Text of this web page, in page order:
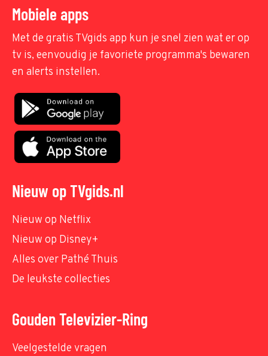
Mobiele apps
Met de gratis TVgids app kun je snel zien wat er op
tv is, eenvoudig je favoriete programma's bewaren
en alerts instellen.
Nieuw op TVgids.nl
Nieuw op Netflix
Nieuw op Disney+
Alles over Pathé Thuis
De leukste collecties
Gouden Televizier-Ring
Veelgestelde vragen